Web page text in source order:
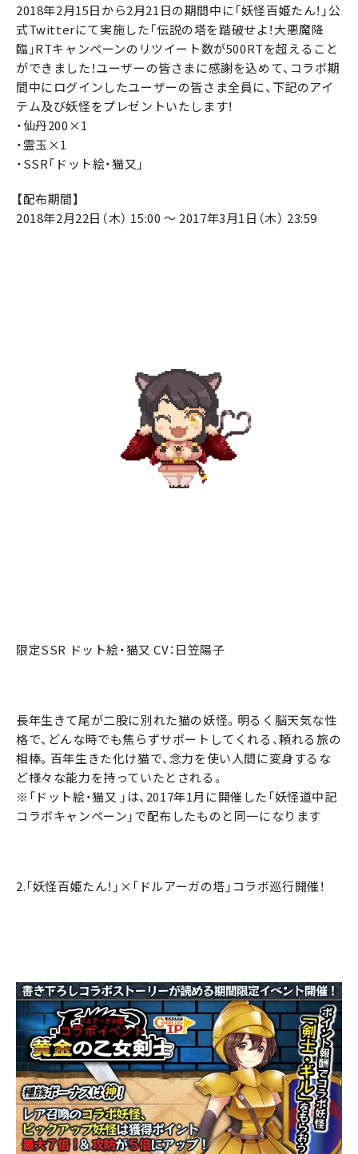
2018年2月15日から2月21日の期間中に「妖怪百姫たん！」公
式Twitterにて実施した「伝説の塔を踏破せよ！大悪魔降
臨」RTキャンペーンのリツイート数が500RTを超えること
ができました！ユーザーの皆さまに感謝を込めて、コラボ期
間中にログインしたユーザーの皆さま全員に、下記のアイ
テム及び妖怪をプレゼントいたします！
・仙丹200×1
・霊玉×1
・SSR「ドット絵・猫又」
【配布期間】
2018年2月22日（木） 15:00 ～ 2017年3月1日（木） 23:59
限定SSR ドット絵・猫又 CV：日笠陽子
長年生きて尾が二股に別れた猫の妖怪。明るく脳天気な性
格で、どんな時でも焦らずサポートしてくれる、頼れる旅の
相棒。百年生きた化け猫で、念力を使い人間に変身するな
ど様々な能力を持っていたとされる。
※「ドット絵・猫又 」は、2017年1月に開催した「妖怪道中記
コラボキャンペーン」で配布したものと同一になります
2.「妖怪百姫たん！」×「ドルアーガの塔」コラボ巡行開催！